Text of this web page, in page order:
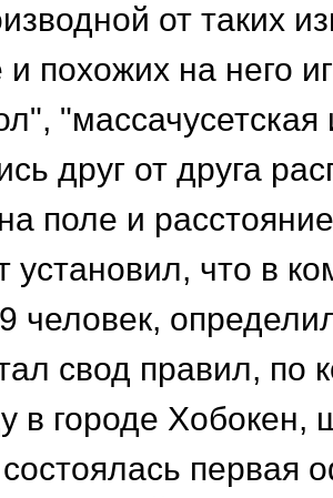
от таких
похожих на него
"массачусетская
друг от друга
поле и
установил, что в
человек,
свод правил, по
в городе Хобокен,
первая